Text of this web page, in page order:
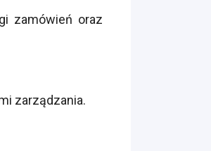
zamówień oraz
zarządzania.